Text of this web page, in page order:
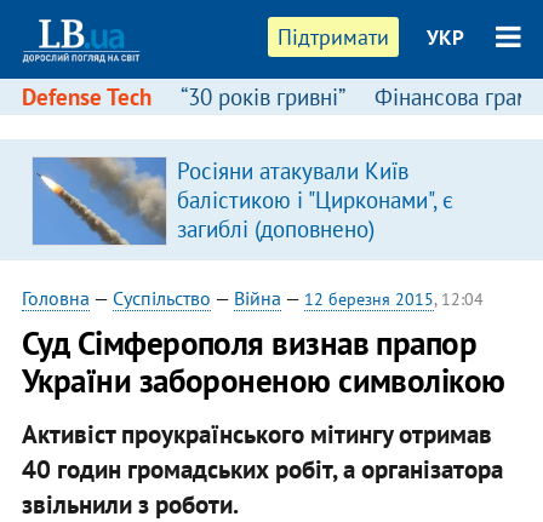
Підтримати УКР
Defense Tech “30 років гривні” Фінансова
Росіяни атакували Київ
балістикою і "Цирконами", є
загиблі (доповнено)
Головна — Суспільство — Війна — 12 березня 2015, 12:04
Суд Сімферополя визнав прапор
України забороненою символікою
Активіст проукраїнського мітингу отримав
40 годин громадських робіт, а організатора
звільнили з роботи.